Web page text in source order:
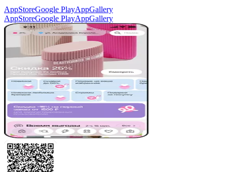
AppStoreGoogle PlayAppGallery
AppStoreGoogle PlayAppGallery